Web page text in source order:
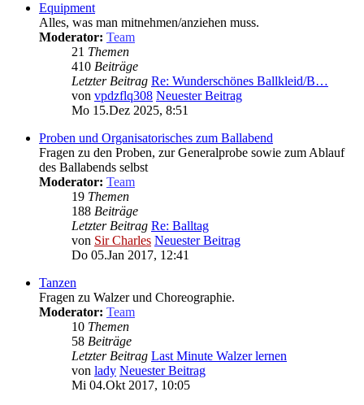
Equipment
Alles, was man mitnehmen/anziehen muss.
Moderator: Team
21 Themen
410 Beiträge
Letzter Beitrag Re: Wunderschönes Ballkleid/B…
von vpdzflq308 Neuester Beitrag
Mo 15.Dez 2025, 8:51
Proben und Organisatorisches zum Ballabend
Fragen zu den Proben, zur Generalprobe sowie zum Ablauf
des Ballabends selbst
Moderator: Team
19 Themen
188 Beiträge
Letzter Beitrag Re: Balltag
von Sir Charles Neuester Beitrag
Do 05.Jan 2017, 12:41
Tanzen
Fragen zu Walzer und Choreographie.
Moderator: Team
10 Themen
58 Beiträge
Letzter Beitrag Last Minute Walzer lernen
von lady Neuester Beitrag
Mi 04.Okt 2017, 10:05